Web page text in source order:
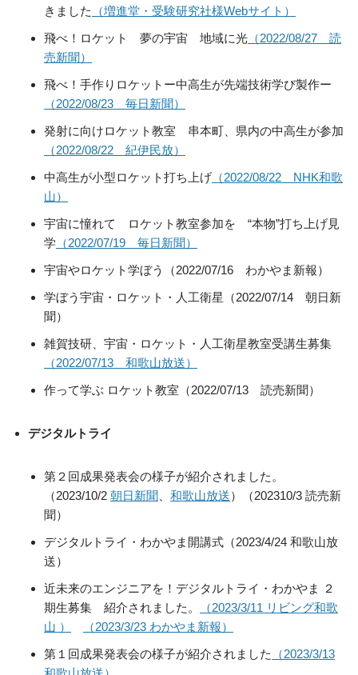
きました
（増進堂・受験研究社様Webサイト）
飛べ！ロケット 夢の宇宙 地域に光 （2022/08/27 読
売新聞）
飛べ！手作りロケットー中高生が先端技術学び製作ー
（2022/08/23 毎日新聞）
発射に向けロケット教室 串本町、県内の中高生が参加
（2022/08/22 紀伊民放）
中高生が小型ロケット打ち上げ （2022/08/22 NHK和歌
山）
宇宙に憧れて ロケット教室参加を “本物”打ち上げ見
学 （2022/07/19 毎日新聞）
宇宙やロケット学ぼう（2022/07/16 わかやま新報）
学ぼう宇宙・ロケット・人工衛星（2022/07/14 朝日新
聞）
雑賀技研、宇宙・ロケット・人工衛星教室受講生募集
（2022/07/13 和歌山放送）
作って学ぶ ロケット教室（2022/07/13 読売新聞）
デジタルトライ
第２回成果発表会の様子が紹介されました。
（2023/10/2 朝日新聞 和歌山放送）（202310/3 読売新
聞）
デジタルトライ・わかやま開講式（2023/4/24 和歌山放
送）
近未来のエンジニアを！デジタルトライ・わかやま ２
期生募集 紹介されました。
（2023/3/11 リビング和歌
山 ）
（2023/3/23 わかやま新報）
第１回成果発表会の様子が紹介されました
（2023/3/13